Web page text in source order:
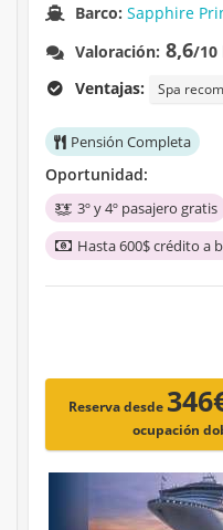
Barco:Sapphire
Valoración: 8,6/10
Ventajas:
Spa
Pensión Completa
Oportunidad:
3º y 4º pasajero gratis
Hasta 600$ crédito a
Reserva desde
ocupación